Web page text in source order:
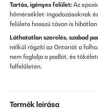
Tartós, igényes felület: Az
hőmérséklet-ingadozásoknak
felülete hosszú távon is
Láthatatlan szerelés, szabad
nélkül rögzíti az Ontariót a
nem foglalja a padlót, és
falfelületen.
Termék leírása